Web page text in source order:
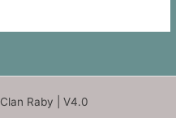
Raby | V4.0